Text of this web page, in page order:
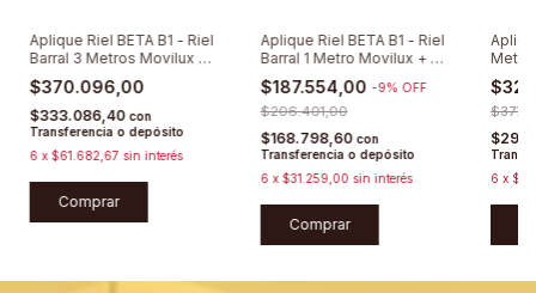
Aplique Riel BETA B1 - Riel
Barral 3 Metros Movilux +
6 Spots Direccionables
$370.096,00
$333.086,40 con
Transferencia o depósito
6 x $61.682,67 sin interés
Comprar
Aplique Riel BETA B1 - Riel
Barral 1 Metro Movilux + 4
Spots Direccionables
$187.554,00 -9% OFF
$206.401,00
$168.798,60 con
Transferencia o depósito
6 x $31.259,00 sin interés
Comprar
Led
6 x